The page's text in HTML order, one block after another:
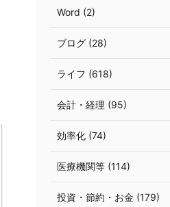
Word (2)
ブログ (28)
ライフ (618)
会計・経理 (95)
効率化 (74)
医療機関等 (114)
投資・節約・お金 (179)